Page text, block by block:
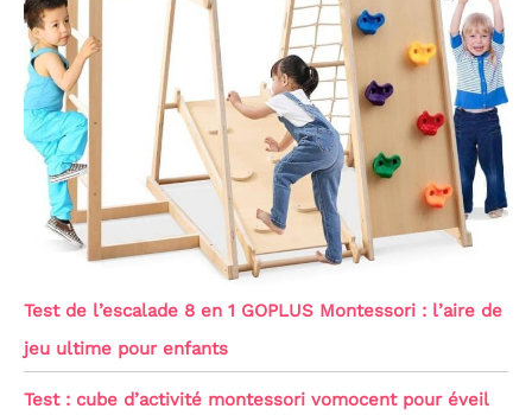
Test de l’escalade 8 en 1 GOPLUS Montessori : l’aire de
jeu ultime pour enfants
Test : cube d’activité montessori vomocent pour éveil